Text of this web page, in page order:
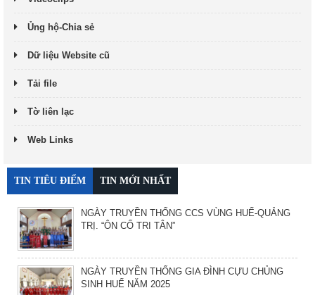
Ủng hộ-Chia sẻ
Dữ liệu Website cũ
Tải file
Tờ liên lạc
Web Links
TIN TIÊU ĐIỂM TIN MỚI NHẤT
NGÀY TRUYỀN THỐNG CCS VÙNG HUẾ-QUẢNG
TRỊ. “ÔN CỐ TRI TÂN”
NGÀY TRUYỀN THỐNG GIA ĐÌNH CỰU CHỦNG
SINH HUẾ NĂM 2025